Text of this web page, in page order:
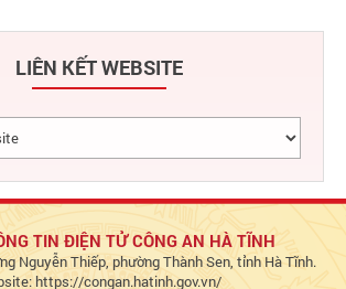
hiện Sáu điều Bác Hồ dạy - Lực lượng Công
dân phục vụ"
2023
tựu 50 năm phát triển công nghệ thông
an nhân dân
phát triển kinh tế - xã hội
đảm an ninh, an toàn hệ thống thông tin,
LIÊN KẾT WEBSITE
TIN ĐIỆN TỬ CÔNG AN HÀ TĨNH
Nguyễn Thiếp, phường Thành Sen, tỉnh Hà Tĩnh.
https://congan.hatinh.gov.vn/